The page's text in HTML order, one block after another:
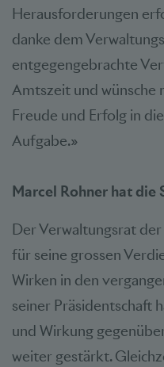
Herausforderungen
danke dem
entgegengebrachte
Amtszeit und wünsche
Freude und Erfolg in
Aufgabe.»
Marcel Rohner hat die
Der Verwaltungsrat
für seine grossen
Wirken in den
seiner Präsidentschaft
und Wirkung
weiter gestärkt.